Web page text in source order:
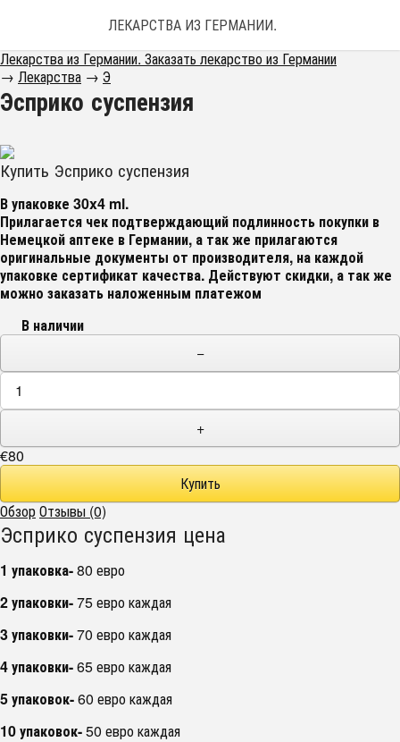
ЛЕКАРСТВА ИЗ ГЕРМАНИИ. ЗАКАЗАТЬ
Лекарства из Германии. Заказать лекарство из Германии
→ Лекарства → Э
Эсприко суспензия
Купить Эсприко суспензия
В упаковке 30x4 ml.
Прилагается чек подтверждающий подлинность покупки в
Немецкой аптеке в Германии, а так же прилагаются
оригинальные документы от производителя, на каждой
упаковке сертификат качества. Действуют скидки, а так же
можно заказать наложенным платежом
В наличии
−
+
€80
ОбзорОтзывы (0)
Эсприко суспензия цена
1 упаковка-80 евро
2 упаковки-75 евро каждая
3 упаковки-70 евро каждая
4 упаковки-65 евро каждая
5 упаковок-60 евро каждая
10 упаковок-50 евро каждая